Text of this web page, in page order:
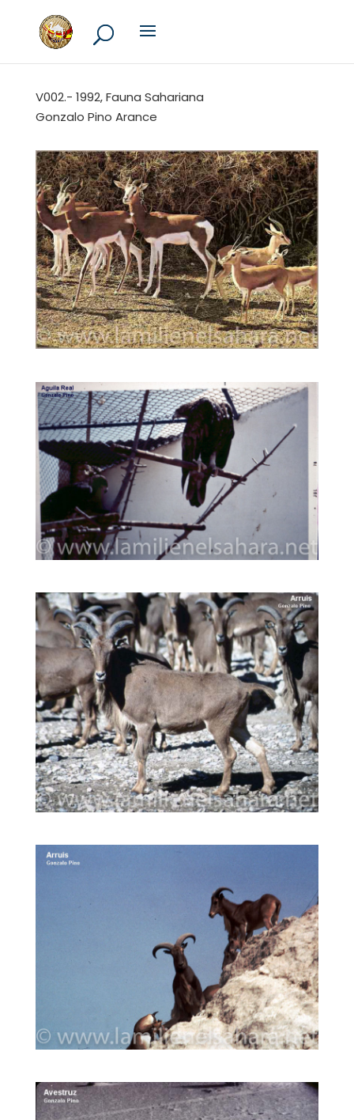
V002.- 1992, Fauna Sahariana
Gonzalo Pino Arance